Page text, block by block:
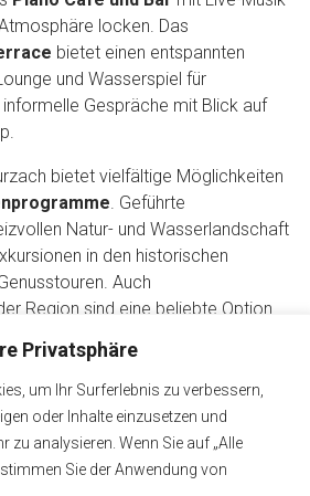
Privatsphäre
um Ihr Surferlebnis zu verbessern,
oder Inhalte einzusetzen und
zu analysieren. Wenn Sie auf „Alle
Sie der Anwendung von
locken. Das
bietet einen entspannten
und Wasserspiel für
Gespräche mit Blick auf
bietet vielfältige Möglichkeiten
. Geführte
Natur- und Wasserlandschaft
in den historischen
Auch
Region sind eine beliebte Option